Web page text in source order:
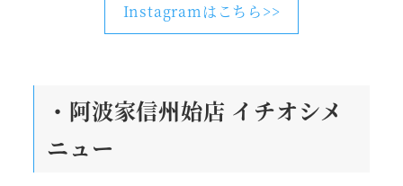
Instagramはこちら>>
・阿波家信州始店 イチオシメ
ニュー